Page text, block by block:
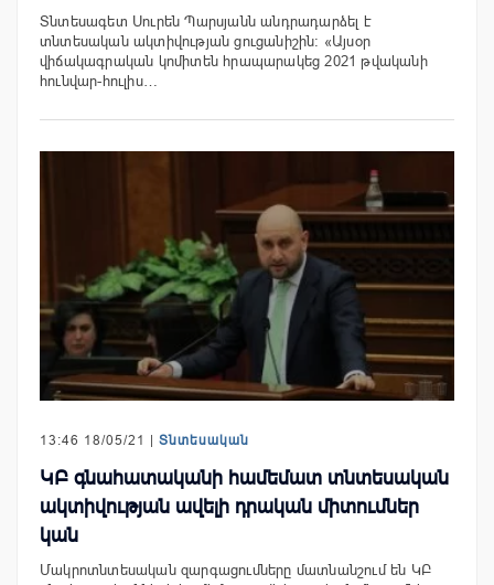
Տնտեսագետ Սուրեն Պարսյանն անդրադարձել է
տնտեսական ակտիվության ցուցանիշին: «Այսօր
վիճակագրական կոմիտեն հրապարակեց 2021 թվականի
հունվար-հուլիս…
13:46 18/05/21 | Տնտեսական
ԿԲ գնահատականի համեմատ տնտեսական
ակտիվության ավելի դրական միտումներ
կան
Մակրոտնտեսական զարգացումները մատնանշում են ԿԲ